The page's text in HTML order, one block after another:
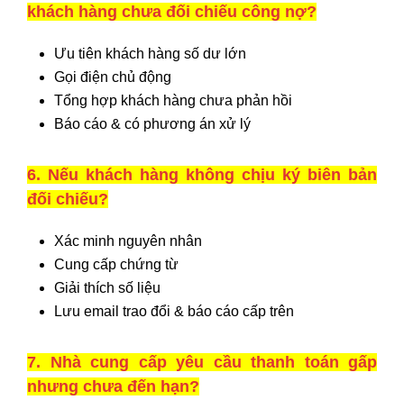
khách hàng chưa đối chiếu công nợ?
Ưu tiên khách hàng số dư lớn
Gọi điện chủ động
Tổng hợp khách hàng chưa phản hồi
Báo cáo & có phương án xử lý
6. Nếu khách hàng không chịu ký biên bản
đối chiếu?
Xác minh nguyên nhân
Cung cấp chứng từ
Giải thích số liệu
Lưu email trao đổi & báo cáo cấp trên
7. Nhà cung cấp yêu cầu thanh toán gấp
nhưng chưa đến hạn?